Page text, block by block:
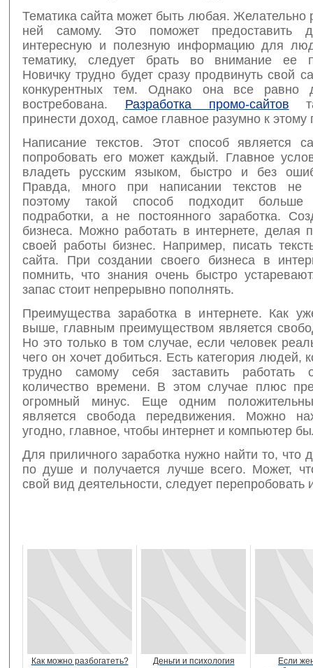
Тематика сайта может быть любая. Желательно
ней самому. Это поможет предоставить
интересную и полезную информацию для
тематику, следует брать во внимание ее
Новичку трудно будет сразу продвинуть свой
конкурентных тем. Однако она все равно
востребована. Разработка промо-сайтов
принести доход, самое главное разумно к этому
Написание текстов. Этот способ является
попробовать его может каждый. Главное
владеть русским языком, быстро и без
Правда, много при написании текстов не
поэтому такой способ подходит больше
подработки, а не постоянного заработка.
бизнеса. Можно работать в интернете, делая
своей работы бизнес. Например, писать
сайта. При создании своего бизнеса в
помнить, что знания очень быстро
запас стоит непрерывно пополнять.
Преимущества заработка в интернете. Как
выше, главным преимуществом является
Но это только в том случае, если человек
чего он хочет добиться. Есть категория людей,
трудно самому себя заставить работать
количество времени. В этом случае плюс
огромный минус. Еще одним
является свобода передвижения. Можно
угодно, главное, чтобы интернет и компьютер
Для приличного заработка нужно найти то, что
по душе и получается лучше всего. Может,
свой вид деятельности, следует перепробовать
Как можно разбогатеть? Деньги и психология
Если